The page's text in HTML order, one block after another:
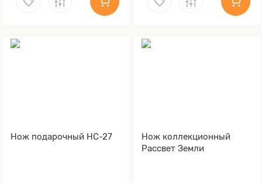
Нож подарочный НС-27
Нож коллекционный
Рассвет Земли